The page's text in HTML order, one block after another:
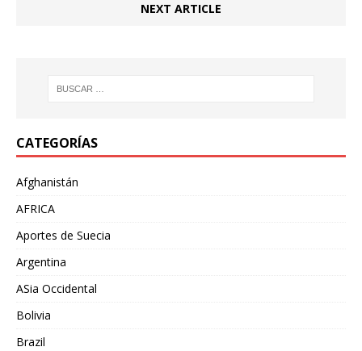
NEXT ARTICLE
CATEGORÍAS
Afghanistán
AFRICA
Aportes de Suecia
Argentina
ASia Occidental
Bolivia
Brazil